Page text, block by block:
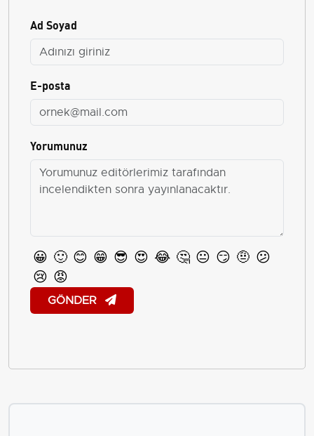
Ad Soyad
E-posta
Yorumunuz
😀 🙂 😊 😁 😎 😍 😂 🤔 😐 😏 🤨 😕
😢 😡
GÖNDER